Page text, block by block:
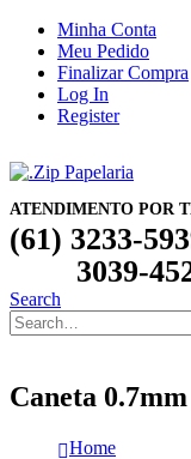
Minha Conta
Meu Pedido
Finalizar Compra
Log In
Register
ATENDIMENTO POR
(61) 3233-
3039-
Search
Caneta
Home